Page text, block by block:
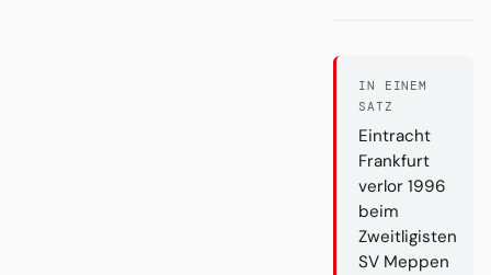
IN EINEM
SATZ
Eintracht
Frankfurt
verlor 1996
beim
Zweitligisten
SV Meppen